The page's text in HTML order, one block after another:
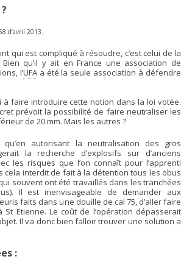
d’avril 2013.
qui est compliqué à résoudre, c’est celui de la
qu’il y ait en France une association de
l’UFAa été la seule association à défendre
à faire introduire cette notion dans la loi votée.
prévoit la possibilité de faire neutraliser les
de 20 mm. Mais les autres ?
qu’en autorisant la neutralisation des gros
la recherche d’explosifs sur d’anciens
les risques que l’on connaît pour l’apprenti
cela interdit de fait à la détention tous les obus
souvent ont été travaillés dans les tranchées
Il est inenvisageable de demander aux
faits dans une douille de cal 75, d’aller faire
Etienne. Le coût de l’opération dépasserait
Il va donc bien falloir trouver une solution a
: